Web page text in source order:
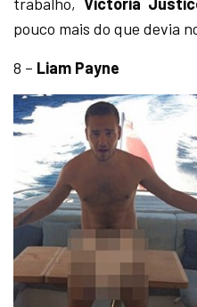
trabalho, Victoria
pouco mais do que devia
8 – Liam Payne